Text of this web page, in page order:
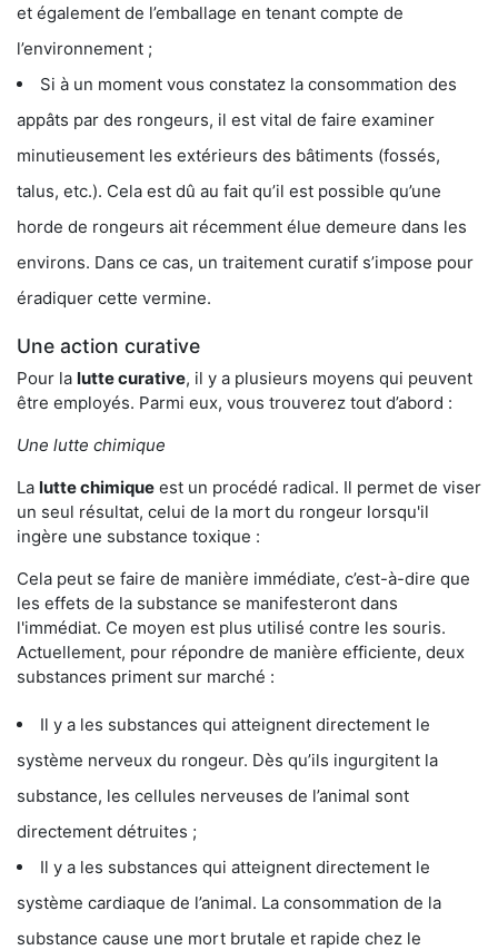
et également de l’emballage en tenant compte de
l’environnement ;
Si à un moment vous constatez la consommation des
appâts par des rongeurs, il est vital de faire examiner
minutieusement les extérieurs des bâtiments (fossés,
talus, etc.). Cela est dû au fait qu’il est possible qu’une
horde de rongeurs ait récemment élue demeure dans les
environs. Dans ce cas, un traitement curatif s’impose pour
éradiquer cette vermine.
Une action curative
Pour la lutte curative, il y a plusieurs moyens qui peuvent
être employés. Parmi eux, vous trouverez tout d’abord :
Une lutte chimique
La lutte chimique est un procédé radical. Il permet de viser
un seul résultat, celui de la mort du rongeur lorsqu'il
ingère une substance toxique :
Cela peut se faire de manière immédiate, c’est-à-dire que
les effets de la substance se manifesteront dans
l'immédiat. Ce moyen est plus utilisé contre les souris.
Actuellement, pour répondre de manière efficiente, deux
substances priment sur marché :
Il y a les substances qui atteignent directement le
système nerveux du rongeur. Dès qu’ils ingurgitent la
substance, les cellules nerveuses de l’animal sont
directement détruites ;
Il y a les substances qui atteignent directement le
système cardiaque de l’animal. La consommation de la
substance cause une mort brutale et rapide chez le